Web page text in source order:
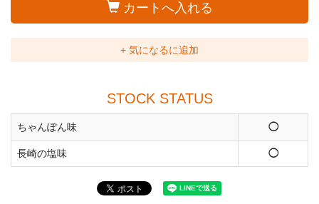
カートへ入れる
+ 気になるに追加
STOCK STATUS
ちゃんぽん味 ◯
長崎の塩味 ◯